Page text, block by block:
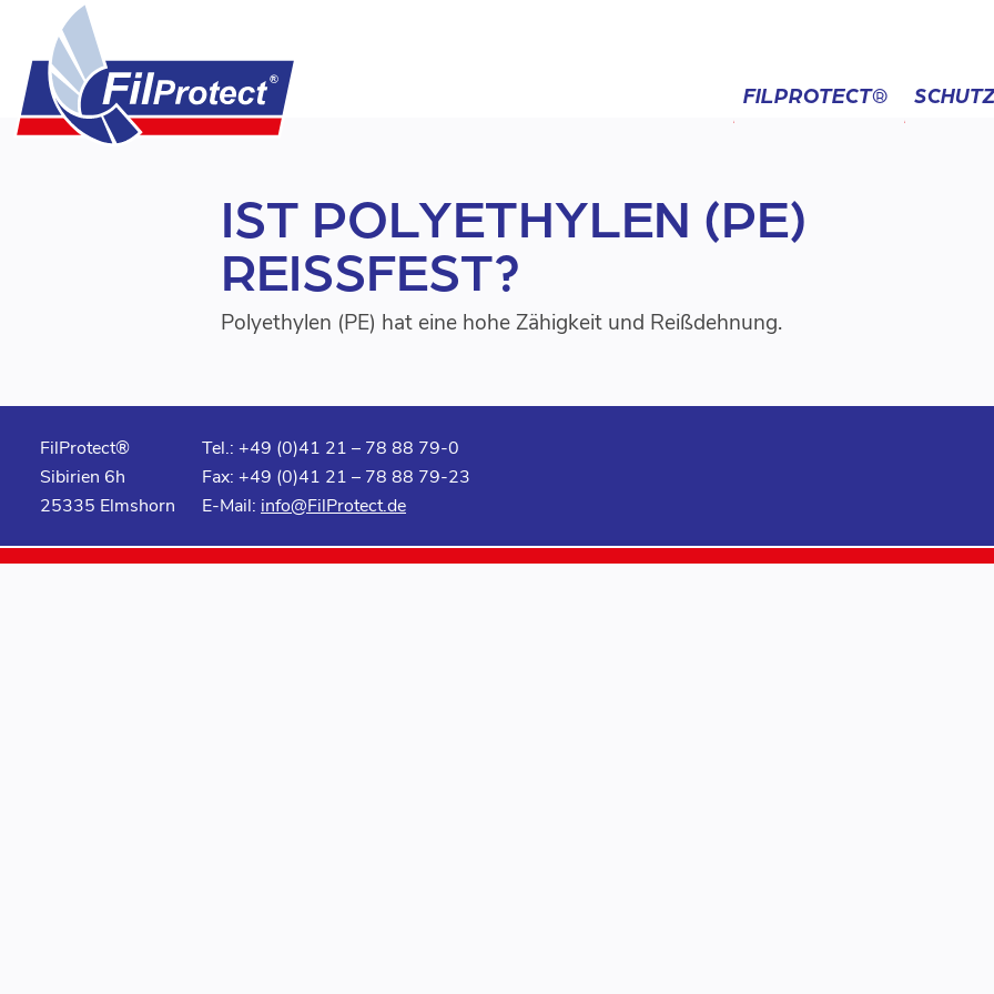
FILPROTECT®
IST POLYETHYLEN (PE)
REISSFEST?
Polyethylen (PE) hat eine hohe Zähigkeit und Reißdehnung.
FilProtect®
Sibirien 6h
25335 Elmshorn
Tel.: +49 (0)41 21 – 78 88 79-0
Fax: +49 (0)41 21 – 78 88 79-23
E-Mail: info@FilProtect.de